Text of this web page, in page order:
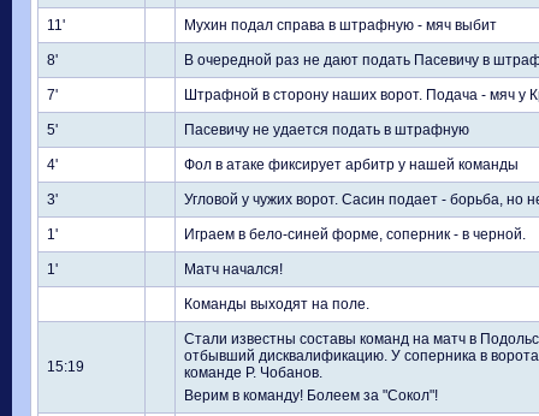
11' Мухин подал справа в штрафную - мяч выбит
8' В очередной раз не дают подать Пасевичу в
7' Штрафной в сторону наших ворот. Подача - мяч у
5' Пасевичу не удается подать в штрафную
4' Фол в атаке фиксирует арбитр у нашей команды
3' Угловой у чужих ворот. Сасин подает - борьба, но
1' Играем в бело-синей форме, соперник - в черной.
1' Матч начался!
Команды выходят на поле.
15:19
Стали известны составы команд на матч в
отбывший дисквалификацию. У соперника в
команде Р. Чобанов.
Верим в команду! Болеем за "Сокол"!